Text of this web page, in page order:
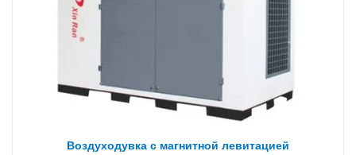
Воздуходувка с магнитной левитацией